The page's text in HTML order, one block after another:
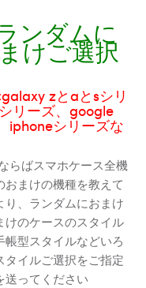
ンダムに
けご選択
zとaとsシリ
リーズ、google
iphoneシリーズな
らばスマホケース全機
まけの機種を教えて
り、ランダムにおまけ
のケースのスタイル
型スタイルなどいろ
イルご選択をご指定
送ってください